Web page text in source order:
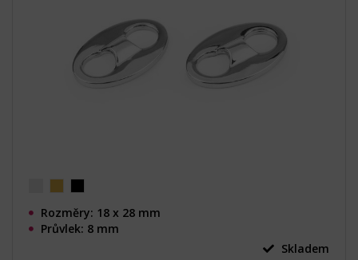
Rozměry: 18 x 28 mm
Průvlek: 8 mm
Skladem